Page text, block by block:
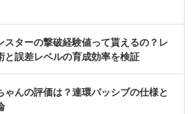
スターの撃破経験値って貰えるの？レ
と誤差レベルの育成効率を検証
ゃんの評価は？連環パッシブの仕様と